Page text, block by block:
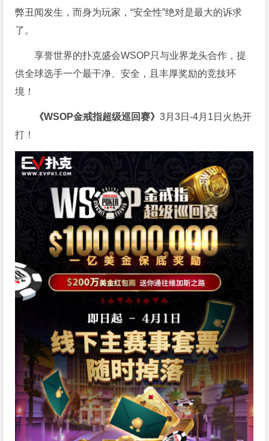
弊丑闻发生，而身为玩家，“安全性”绝对是最大的诉求
了。
享誉世界的扑克盛会WSOP只与业界龙头合作，提
供全球选手一个最干净、安全，且丰厚奖励的竞技环
境！
《WSOP金戒指超级巡回赛》3月3日-4月1日火热开
打！